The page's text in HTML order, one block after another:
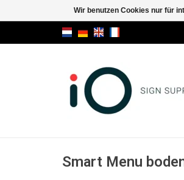
Smart Menu
Wir benutzen Cookies nur für